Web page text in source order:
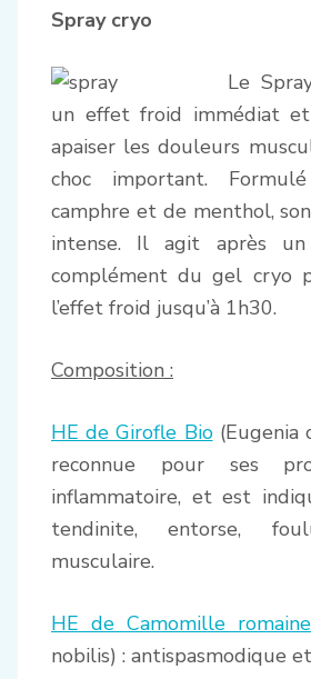
Spray cryo
Le
un effet froid immédiat
apaiser les douleurs
choc important.
camphre et de menthol,
intense. Il agit après
complément du gel cryo
l’effet froid jusqu’à 1h30.
Composition :
HE de Girofle Bio(Eugenia
reconnue pour ses
inflammatoire, et est
tendinite, entorse,
musculaire.
HE de Camomille
nobilis) : antispasmodique